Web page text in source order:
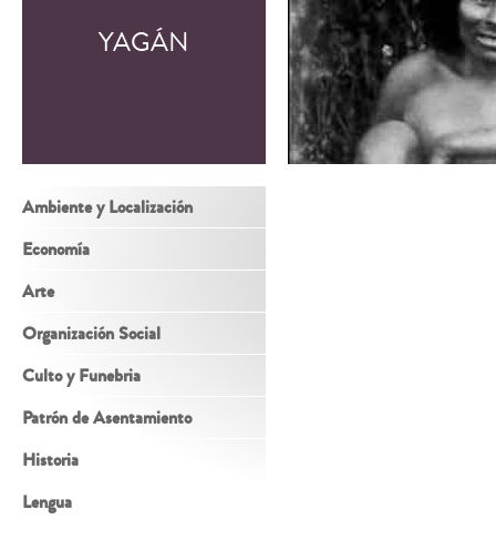
YAGÁN
Ambiente y Localización
Economía
Arte
Organización Social
Culto y Funebria
Patrón de Asentamiento
Historia
Lengua